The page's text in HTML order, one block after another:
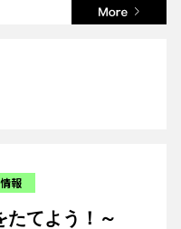
報
たてよう！～